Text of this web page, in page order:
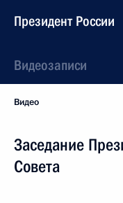
Президент России
Видеозаписи
Видео
Заседание
Совета